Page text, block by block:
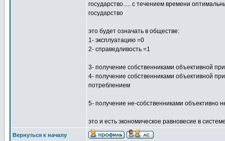
государство..... с течением времени
государство
это будет означать в обществе:
1- эксплуатацию =0
2- справедливость =1
3- получение собственниками объективной
4- получение собственниками объективной
потреблением
5- получение не-собственниками объективно
это и есть экономическое равновесие в
Вернуться к началу